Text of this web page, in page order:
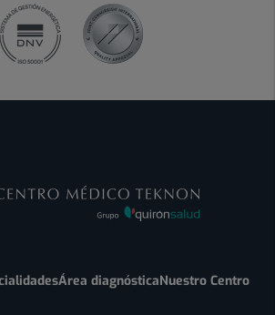
Área diagnósticaNuestro Centro